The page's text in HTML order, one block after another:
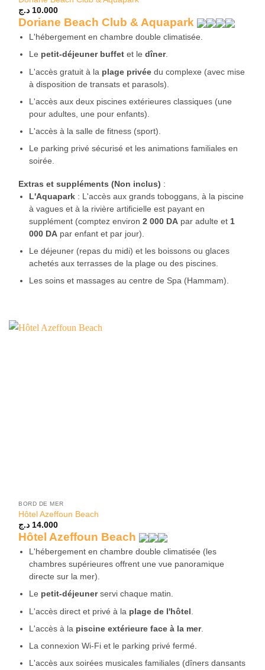
10.000 د.ج
Doriane Beach Club & Aquapark
L'hébergement en chambre double climatisée.
Le petit-déjeuner buffetet le dîner.
L'accès gratuit à la plage privéedu complexe (avec mise
à disposition de transats et parasols).
L'accès aux deux piscines extérieures classiques (une
pour adultes, une pour enfants).
L'accès à la salle de fitness (sport).
Le parking privé sécurisé et les animations familiales en
soirée.
Extras et suppléments (Non inclus) :
L'Aquapark: L'accès aux grands toboggans, à la piscine
à vagues et à la rivière artificielle est payant en
supplément (comptez environ 2 000 DApar adulte et 1
000 DApar enfant et par jour).
Le déjeuner (repas du midi) et les boissons ou glaces
achetés aux terrasses de la plage ou des piscines.
Les soins et massages au centre de Spa (Hammam).
BORD DE MER
Hôtel Azeffoun Beach
14.000 د.ج
Hôtel Azeffoun Beach
L'hébergement en chambre double climatisée (les
chambres supérieures offrent une vue panoramique
directe sur la mer).
Le petit-déjeunerservi chaque matin.
L'accès direct et privé à la plage de l'hôtel
L'accès à la piscine extérieure face à la mer.
La connexion Wi-Fi et le parking privé fermé.
L'accès aux soirées musicales familiales (dîners dansants